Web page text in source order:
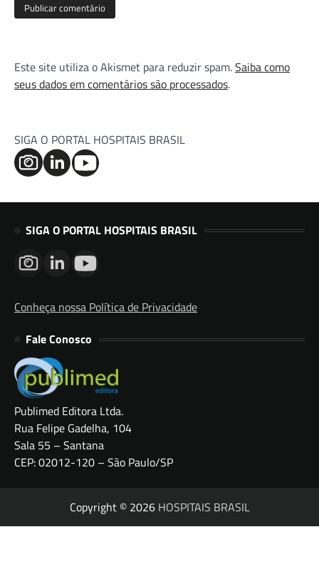
Este site utiliza o Akismet para reduzir spam.Saiba como
seus dados em comentários são processados.
SIGA O PORTAL HOSPITAIS BRASIL
SIGA O PORTAL HOSPITAIS BRASIL
Conheça nossa Política de Privacidade
Fale Conosco
Publimed Editora Ltda.
Rua Felipe Gadelha, 104
Sala 55 – Santana
CEP: 02012-120 – São Paulo/SP
Copyright © 2026 HOSPITAIS BRASIL